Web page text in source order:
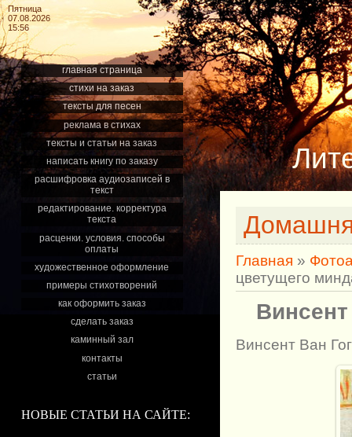
Пятница
07.08.2026
15:56
главная страница
стихи на заказ
тексты для песен
реклама в стихах
тексты и статьи на заказ
написать книгу по заказу
расшифровка аудиозаписей в
текст
редактирование. корректура
текста
расценки. условия. способы
оплаты
художественное оформление
примеры стихотворений
как оформить заказ
сделать заказ
каминный зал
контакты
статьи
НОВЫЕ СТАТЬИ НА САЙТЕ:
Главная »
цветущего
Винсент Ван